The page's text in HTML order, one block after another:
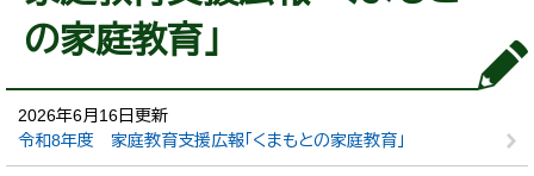
の家庭教育」
2026年6月16日更新
令和8年度 家庭教育支援広報「くまもとの家庭教育」